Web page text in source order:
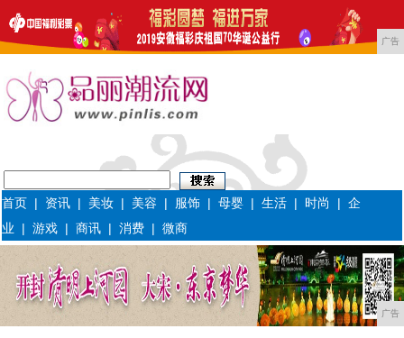
广告
首页 | 资讯 | 美妆 | 美容 | 服饰 |母婴 |生活 | 时尚 |企
业 |游戏 |商讯 |消费 |微商
广告